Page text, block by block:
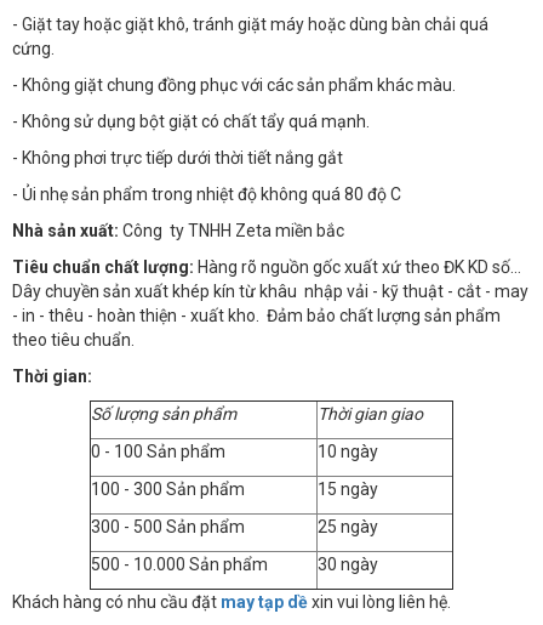
- Giặt tay hoặc giặt khô, tránh giặt máy hoặc dùng bàn chải quá
cứng.
- Không giặt chung đồng phục với các sản phẩm khác màu.
- Không sử dụng bột giặt có chất tẩy quá mạnh.
- Không phơi trực tiếp dưới thời tiết nắng gắt
- Ủi nhẹ sản phẩm trong nhiệt độ không quá 80 độ C
Nhà sản xuất: Công ty TNHH Zeta miền bắc
Tiêu chuẩn chất lượng: Hàng rõ nguồn gốc xuất xứ theo ĐK KD số…
Dây chuyền sản xuất khép kín từ khâu nhập vải - kỹ thuật - cắt - may
- in - thêu - hoàn thiện - xuất kho. Đảm bảo chất lượng sản phẩm
theo tiêu chuẩn.
Thời gian:
Số lượng sản phẩm
Thời gian giao
0 - 100 Sản phẩm
10 ngày
100 - 300 Sản phẩm
15 ngày
300 - 500 Sản phẩm
25 ngày
500 - 10.000 Sản phẩm
30 ngày
Khách hàng có nhu cầu đặt may tạp dềxin vui lòng liên hệ.